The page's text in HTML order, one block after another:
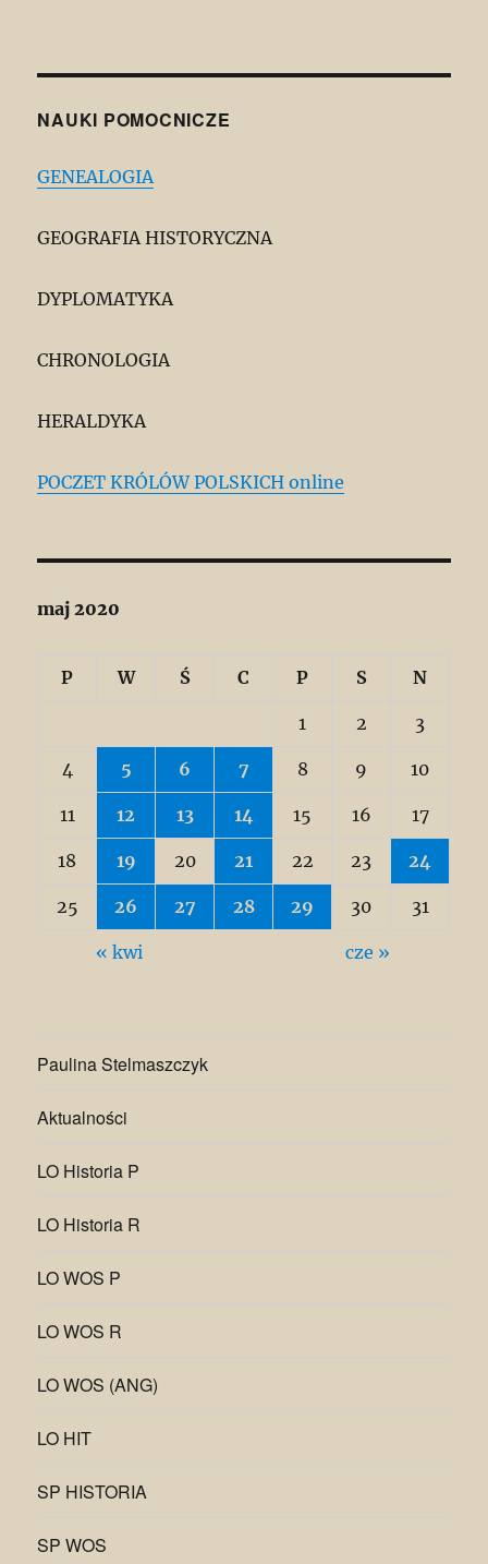
NAUKI POMOCNICZE
GENEALOGIA
GEOGRAFIA HISTORYCZNA
DYPLOMATYKA
CHRONOLOGIA
HERALDYKA
POCZET KRÓLÓW POLSKICH online
maj 2020
P W Ś C P S N
1 2 3
4 5 6 7 8 9 10
11 12 13 14 15 16 17
18 19 20 21 22 23 24
25 26 27 28 29 30 31
« kwi cze »
Paulina Stelmaszczyk
Aktualności
LO Historia P
LO Historia R
LO WOS P
LO WOS R
LO WOS (ANG)
LO HIT
SP HISTORIA
SP WOS